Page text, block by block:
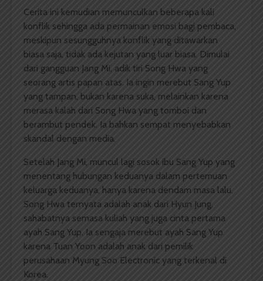
Cerita ini kemudian memunculkan beberapa kali
konflik sehingga ada permainan emosi bagi pembaca,
meskipun sesungguhnya konflik yang ditawarkan
biasa saja, tidak ada kejutan yang luar biasa. Dimulai
dari gangguan Jang Mi, adik tiri Song Hwa yang
seorang artis papan atas. Ia ingin merebut Sang Yup
yang tampan, bukan karena suka, melainkan karena
merasa kalah dari Song Hwa yang tomboi dan
berambut pendek. Ia bahkan sempat menyebabkan
skandal dengan media.
Setelah Jang Mi, muncul lagi sosok ibu Sang Yup yang
menentang hubungan keduanya dalam pertemuan
keluarga keduanya, hanya karena dendam masa lalu.
Song Hwa ternyata adalah anak dari Hyun Jung,
sahabatnya semasa kuliah yang juga cinta pertama
ayah Sang Yup. Ia sengaja merebut ayah Sang Yup
karena Tuan Yoon adalah anak dari pemilik
perusahaan Myung Soo Electronic yang terkenal di
Korea.